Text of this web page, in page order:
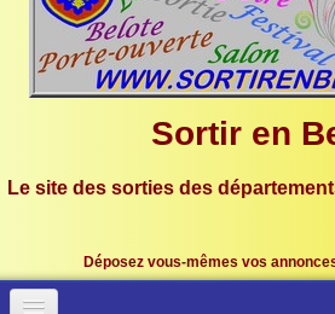
Sortir en
Le site des sorties des
Déposez vous-mêmes vos